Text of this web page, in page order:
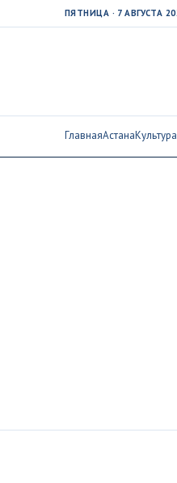
ПЯТНИЦА · 7 АВГУСТА
ГлавнаяАстанаКультура